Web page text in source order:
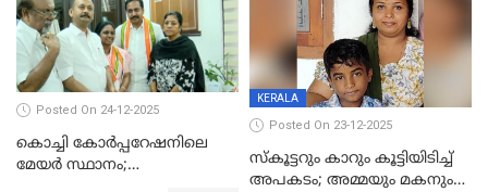
Posted On 24-12-2025
കൊച്ചി കോര്‍പ്പറേഷനിലെ
മേയര്‍ സ്ഥാനം;
KERALA
Posted On 23-12-2025
സ്കൂട്ടറും കാറും കൂട്ടിയിടിച്ച്
അപകടം; അമ്മയും മകനും